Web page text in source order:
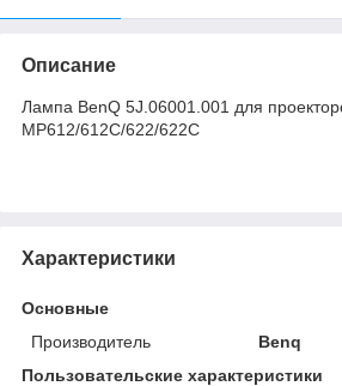
Описание
Лампа BenQ 5J.06001.001 для
MP612/612C/622/622C
Характеристики
Основные
Производитель
Benq
Пользовательские характеристики